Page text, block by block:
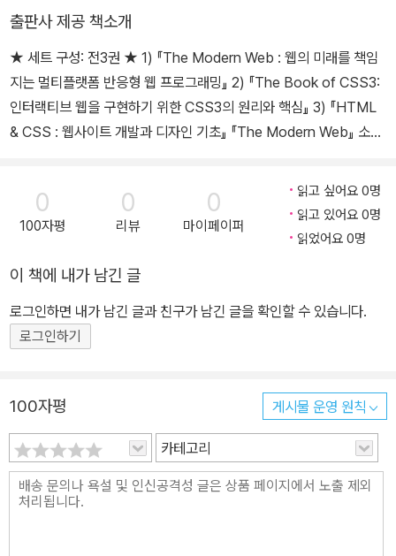
023), 『AWS 공인 솔루션스 아키텍트 올인원 - 어소시에이트 2/e』
(2021), 『Great Code Vol.3』(2021), 『자바 머신러닝 마스터』(20
19)와 그 외 20여 권을 번역했다.
출판사 제공 책소개
★ 세트 구성: 전3권 ★ 1) 『The Modern Web : 웹의 미래를 책임
지는 멀티플랫폼 반응형 웹 프로그래밍』 2) 『The Book of CSS3:
인터랙티브 웹을 구현하기 위한 CSS3의 원리와 핵심』 3) 『HTML
& CSS : 웹사이트 개발과 디자인 기초』 『The Modern Web』 소개
개발에 필요한 핵심 기술 요소를 한 권의 책에 일목요연하게 담아 냈
다. HTML5, CSS3, 자바스크립트를 활용한 다양한 예제부터 이미
지와 그래픽, 멀티미디어 처리까지 폭넓고 자세히 설명돼 있다. 또한
과 식견을 얻기에 충분하다. 복잡한 웹 플랫폼에서 최적의 사용자 경
험을 제공하는 웹 프로그래밍을 목표로 한다면 이 책에서 설명한 내
용을 반드시 살펴보기 바란다. 이 책에서 다루는 내용 ■ 다양한 기기
에서 콘텐츠를 알맞게 표시하는 방법 ■ 지오로케이션(Geolocatio
최신 API를 사용해 기기와 상호 작용하도록 웹사이트를 디자인하는
방법 ■ 성가신 플러그인을 사용하지 않고 크로스 플랫폼오디오와 비
디오를 통합하는 방법 ■ SVG로 고해상도 기기에서 이미지와 그래
픽을 확장 가능하게 만드는 방법 ■ 강력한 HTML5 요소를 사용해
더 나은 웹사이트를 디자인하는 방법 『The Book of CSS3』 소개
0
100자평
0
리뷰
0
마이페이퍼
읽고 싶어요 0명
읽고 있어요 0명
읽었어요 0명
이 책에 내가 남긴 글
로그인하면 내가 남긴 글과 친구가 남긴 글을 확인할 수 있습니다.
로그인하기
100자평 게시물 운영 원칙
카테고리